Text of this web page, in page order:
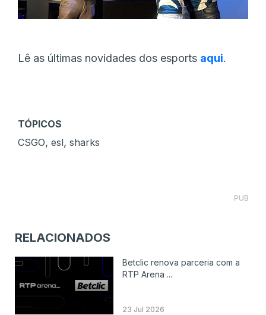
Lê as últimas novidades dos esports aqui.
TÓPICOS
CSGO, esl, sharks
PUB
RELACIONADOS
Betclic renova parceria com a
RTP Arena ...
23 Jul 2026